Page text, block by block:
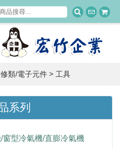
類/電子元件 > 工具
系列
型冷氣機/直膨冷氣機